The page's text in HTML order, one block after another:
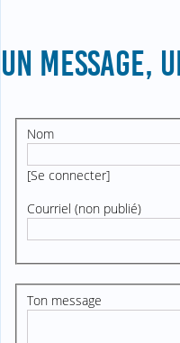
UN MESSAGE,
Nom
[Se connecter]
Courriel (non publié)
Ton message